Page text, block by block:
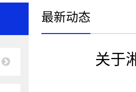
最新动态
关于